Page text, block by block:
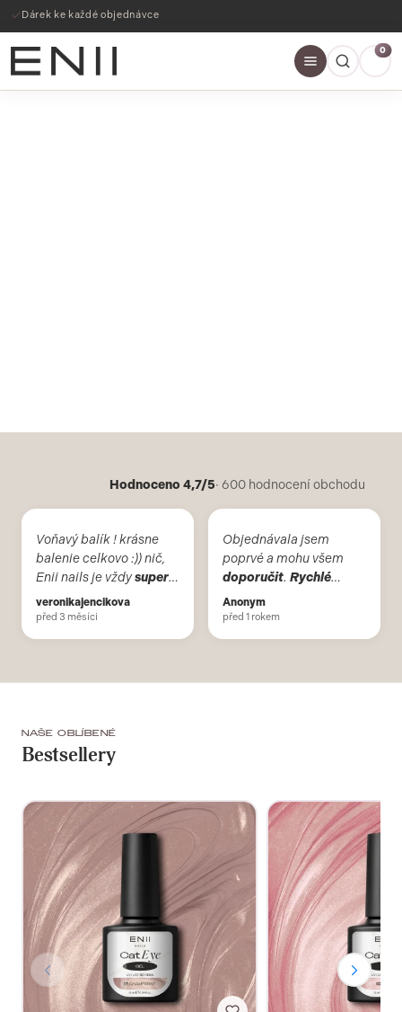
Dárek ke každé objednávce
0
Hodnoceno 4,7/5· 600 hodnocení obchodu
Voňavý balík ! krásne
balenie celkovo :)) nič,
Enii nails je vždysuper
voľba, používam iba
tieto produkty už viac
veronikajencikova
před 3 měsíci
Objednávala jsem
poprvé a mohu všem
doporučit. Rychlé
vyřízení a doručení mé
objednavky.
Anonym
před 1 rokem
NAŠE OBLÍBENÉ
Bestsellery